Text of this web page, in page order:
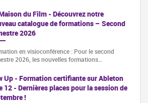
du Film - Découvrez notre
catalogue de formations – Second
2026
en visioconférence : Pour le second
2026, les nouvelles formations…
Up - Formation certifiante sur Ableton
12 - Dernières places pour la session de
!